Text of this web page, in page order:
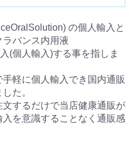
の個人輸入と
バンス内用液
(個人輸入)する事を指しま
軽に個人輸入でき国内通販
た。
するだけで当店健康通販が
を意識することなく通販感